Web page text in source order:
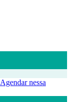
Agendar nessa